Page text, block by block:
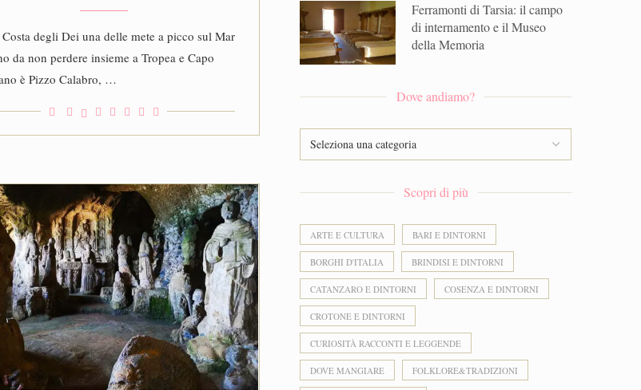
degli Dei una delle mete a picco sul Mar
da non perdere insieme a Tropea e Capo
è Pizzo Calabro, …
Ferramonti di Tarsia: il campo
di internamento e il Museo
della Memoria
Dove andiamo?
Scopri di più
ARTE E CULTURA BARI E DINTORNI
BORGHI D'ITALIA BRINDISI E DINTORNI
CATANZARO E DINTORNI COSENZA E DINTORNI
CROTONE E DINTORNI
CURIOSITÀ RACCONTI E LEGGENDE
DOVE MANGIARE FOLKLORE&TRADIZIONI